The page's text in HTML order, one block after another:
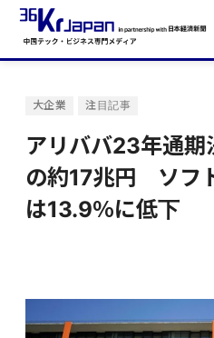
大企業 注目記事
アリババ23年通
の約17兆円 ソフ
は13.9％に低下